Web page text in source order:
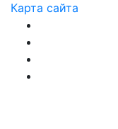
Карта сайта